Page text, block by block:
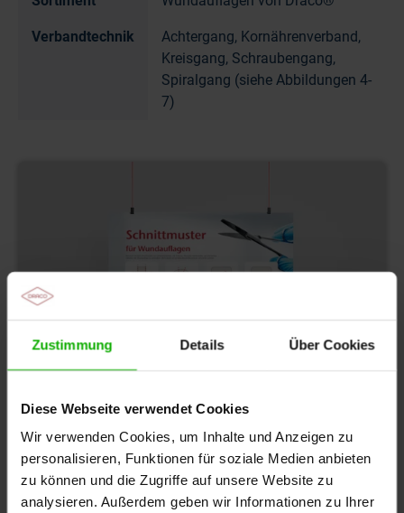
Zustimmung Details Über Cookies
Diese Webseite verwendet Cookies
Wir verwenden Cookies, um Inhalte und Anzeigen zu
personalisieren, Funktionen für soziale Medien anbieten
zu können und die Zugriffe auf unsere Website zu
analysieren. Außerdem geben wir Informationen zu Ihrer
Verbandtechnik
Achtergang, Kornährenverband,
Kreisgang, Schraubengang,
Spiralgang (siehe Abbildungen 4-
7)